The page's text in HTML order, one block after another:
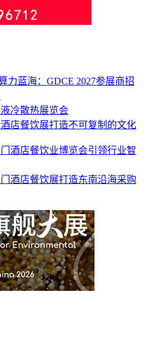
力蓝海：GDCE 2027参展商招
冷散热展览会
店餐饮展打造不可复制的文化
酒店餐饮业博览会引领行业智
酒店餐饮展打造东南沿海采购